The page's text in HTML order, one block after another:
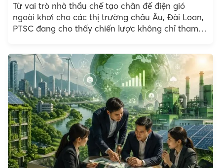
Từ vai trò nhà thầu chế tạo chân đế điện gió
ngoài khơi cho các thị trường châu Âu, Đài Loan,
PTSC đang cho thấy chiến lược không chỉ tham